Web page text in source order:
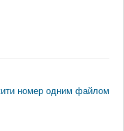
номер одним файлом